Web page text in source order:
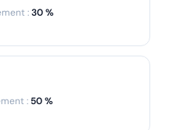
:30 %
: 50 %